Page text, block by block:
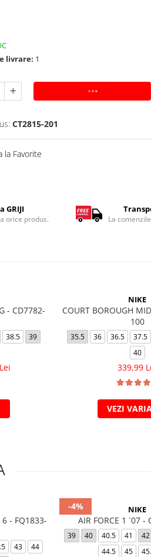
livrare: 1
ADAUGA IN COS
CT2815-201
la Favorite
GRIJI
orice produs. La
- CD7782-
38.5
39
NIKE
COURT BOROUGH
100
35.5 36 36.5 37.5
40
339,99
VEZI
6 - FQ1833-
43
44
-4% NIKE
AIR FORCE 1 `07 -
39 40 40.5 41 42
44.5
45